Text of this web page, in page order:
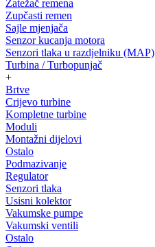
Zatežač remena
Zupčasti remen
Sajle mjenjača
Senzor kucanja motora
Senzori tlaka u razdjelniku (MAP)
Turbina / Turbopunjač
+
Brtve
Crijevo turbine
Kompletne turbine
Moduli
Montažni dijelovi
Ostalo
Podmazivanje
Regulator
Senzori tlaka
Usisni kolektor
Vakumske pumpe
Vakumski ventili
Ostalo